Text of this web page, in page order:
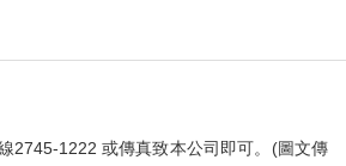
2745-1222 或傳真致本公司即可。(圖文傳